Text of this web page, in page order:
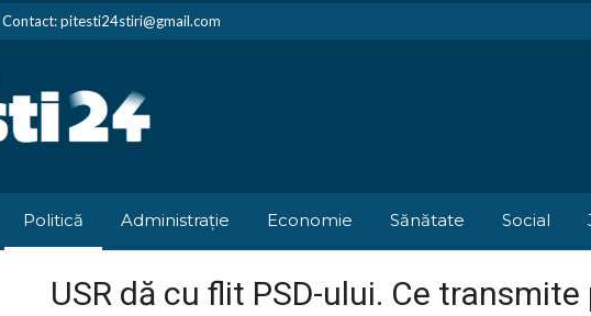
Contact: pitesti24stiri@gmail.com
Politică Administrație Economie Sănătate Social
USR dă cu flit PSD-ului. Ce